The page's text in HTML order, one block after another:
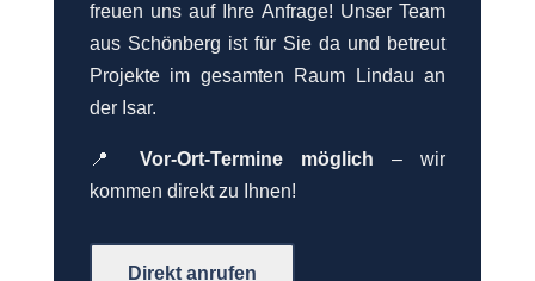
freuen uns auf Ihre Anfrage! Unser Team
aus Schönberg ist für Sie da und betreut
Projekte im gesamten Raum Lindau an
der Isar.
📍 Vor-Ort-Termine möglich – wir
kommen direkt zu Ihnen!
Direkt anrufen